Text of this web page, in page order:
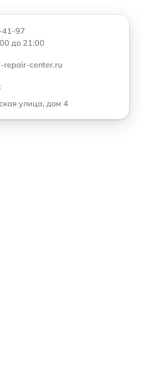
41-97
до 21:00
repair-center.ru
улица, дом 4